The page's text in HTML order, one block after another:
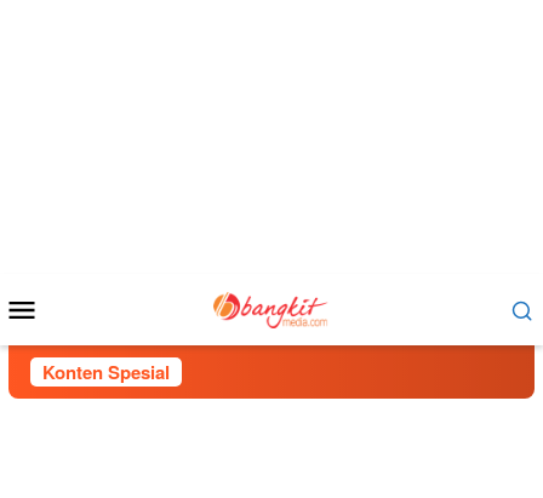
Mobile
Konten Spesial